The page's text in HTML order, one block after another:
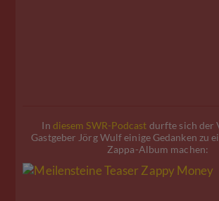
In diesem SWR-Podcast durfte sich der
Gastgeber Jörg Wulf einige Gedanken zu
Zappa-Album machen: